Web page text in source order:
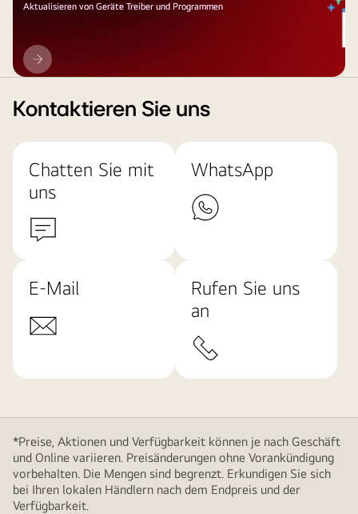
Aktualisieren von Geräte Treiber und Programmen
LG
Aktualisieren
Kontaktieren Sie uns
Chatten Sie mit
uns
WhatsApp
E-Mail
Rufen Sie uns
an
*Preise, Aktionen und Verfügbarkeit können je nach Geschäft
und Online variieren. Preisänderungen ohne Vorankündigung
vorbehalten. Die Mengen sind begrenzt. Erkundigen Sie sich
bei Ihren lokalen Händlern nach dem Endpreis und der
Verfügbarkeit.